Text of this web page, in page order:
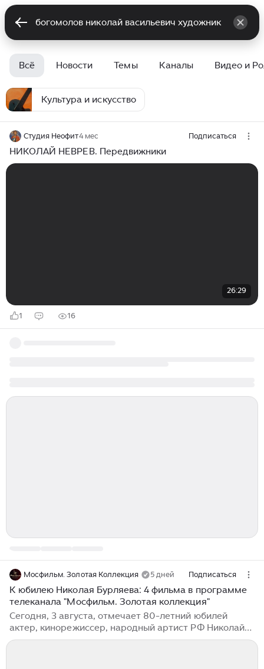
Всё Новости Темы Каналы Видео и
Культура и искусство
Студия Неофит4 мес Подписаться
НИКОЛАЙ НЕВРЕВ. Передвижники
26:29
1 16
Мосфильм. Золотая Коллекция 5 дней Подписаться
К юбилею Николая Бурляева: 4 фильма в программе
телеканала "Мосфильм. Золотая коллекция"
Сегодня, 3 августа, отмечает 80-летний юбилей
актер, кинорежиссер, народный артист РФ Николай
Бурляев. От всей души поздравляем Николая